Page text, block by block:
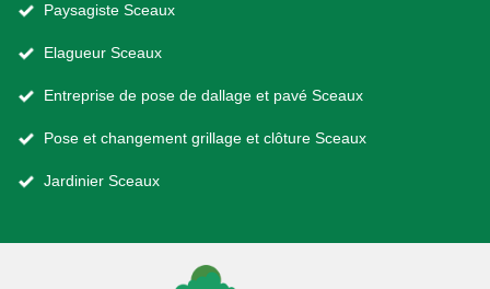
Paysagiste Sceaux
Elagueur Sceaux
Entreprise de pose de dallage et pavé Sceaux
Pose et changement grillage et clôture Sceaux
Jardinier Sceaux